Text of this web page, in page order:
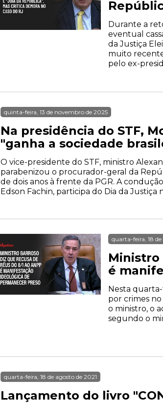
Durante a
eventual
da Justiça
muito
pelo ex-
quinta-feira, 13 de novembro de 2025
Na presidência do STF,
"ganha a sociedade
O vice-presidente do STF, ministro
parabenizou o procurador-geral da
de dois anos à frente da PGR. A
Edson Fachin, participa do Dia da Justiça
quarta-feira, 18
Ministro
é
Nesta
por crimes
o ministro, o
segundo o
quarta-feira, 18 de agosto de 2021
Lançamento do livro